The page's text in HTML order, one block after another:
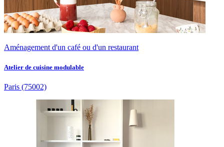
Aménagement d'un café ou d'un restaurant
Atelier de cuisine modulable
Paris (75002)